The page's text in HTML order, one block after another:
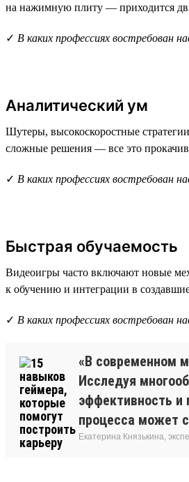
на нажимную плиту — приходится
✓ В каких профессиях востребован
Аналитический ум
Шутеры, высокоскоростные
сложные решения — все это
✓ В каких профессиях востребован
Быстрая обучаемость
Видеоигры часто включают новые
к обучению и интеграции в
✓ В каких профессиях востребован
«В современном
Исследуя
эффективность и
процесса может
Екатерина Князькина,